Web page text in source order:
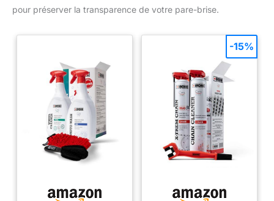
pour préserver la transparence de votre pare-brise.
-15%